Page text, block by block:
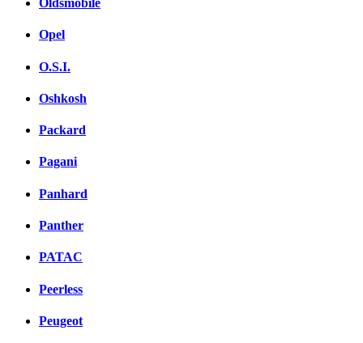
Oldsmobile
Opel
O.S.I.
Oshkosh
Packard
Pagani
Panhard
Panther
PATAC
Peerless
Peugeot